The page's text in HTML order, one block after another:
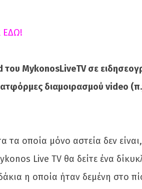
ΕΔΩ!
του MykonosLiveTV σε
διαμοιρασμού video
οποία μόνο αστεία δεν
Live TV θα δείτε ένα
η οποία ήταν δεμένη στο